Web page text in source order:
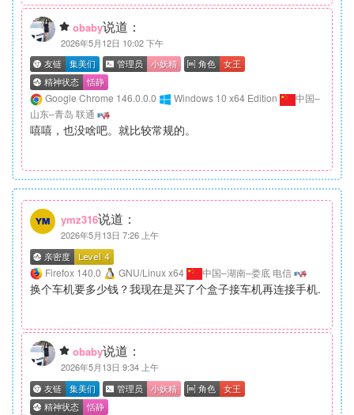
obaby说道：
2026年5月12日 10:02 下午
Google Chrome 146.0.0.0 Windows 10 x64 Edition
中国–
山东–青岛 联通
嘻嘻，也没啥吧。就比较常规的。
ymz316说道：
2026年5月13日 7:26 上午
Firefox 140.0 GNU/Linux x64 中国–湖南–娄底 电信
换个车机要多少钱？我现在是买了个盒子接车机再连接手机.
obaby说道：
2026年5月13日 9:34 上午